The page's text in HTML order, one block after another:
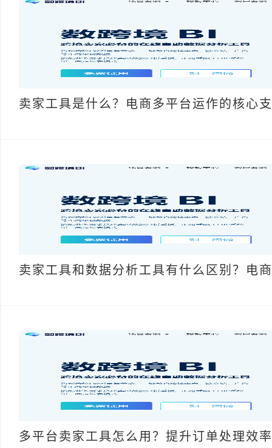
卖家工具是什么？电商多平台运作的核心
卖家工具和数据分析工具有什么区别？电
多平台卖家工具怎么用？提升订单处理效